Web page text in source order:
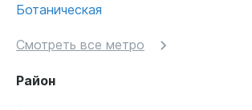
Ботаническая
Смотреть все метро
Район